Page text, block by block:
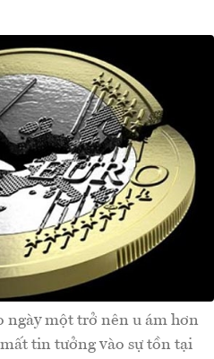
ngày một trở nên u ám hơn
tin tưởng vào sự tồn tại